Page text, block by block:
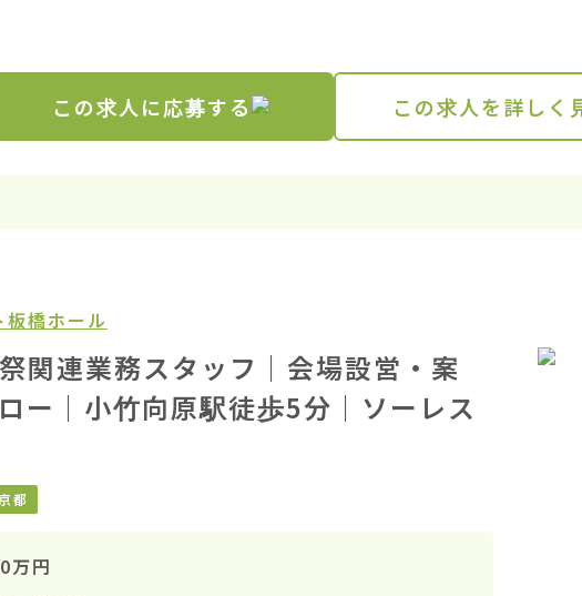
この求人に応募する この求人を詳しく
板橋ホール
関連業務スタッフ｜会場設営・案
ー｜小竹向原駅徒歩5分｜ソーレス
都
万円